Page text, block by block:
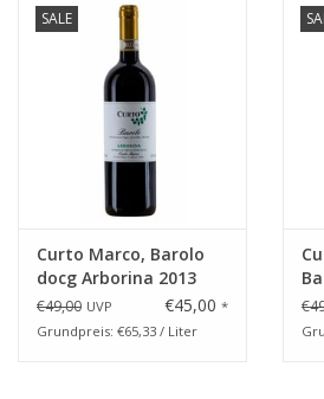
SALE
Curto Marco, Barolo
docg Arborina 2013
€49,00 UVP €45,00 *
Grundpreis: €65,33 / Liter